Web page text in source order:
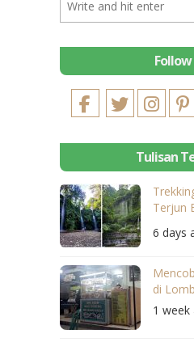
Follow
Tulisan
Terjun
6 days
di
1 week